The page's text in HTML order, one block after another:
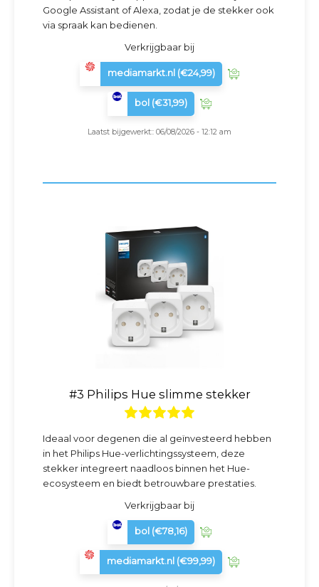
Google Assistant of Alexa, zodat je de stekker ook
via spraak kan bedienen.
Verkrijgbaar bij
mediamarkt.nl (€24,99)
bol (€31,99)
Laatst bijgewerkt:: 06/08/2026 - 12:12 am
#3 Philips Hue slimme stekker
Ideaal voor degenen die al geïnvesteerd hebben
in het Philips Hue-verlichtingssysteem, deze
stekker integreert naadloos binnen het Hue-
ecosysteem en biedt betrouwbare prestaties.
Verkrijgbaar bij
bol (€78,16)
mediamarkt.nl (€99,99)